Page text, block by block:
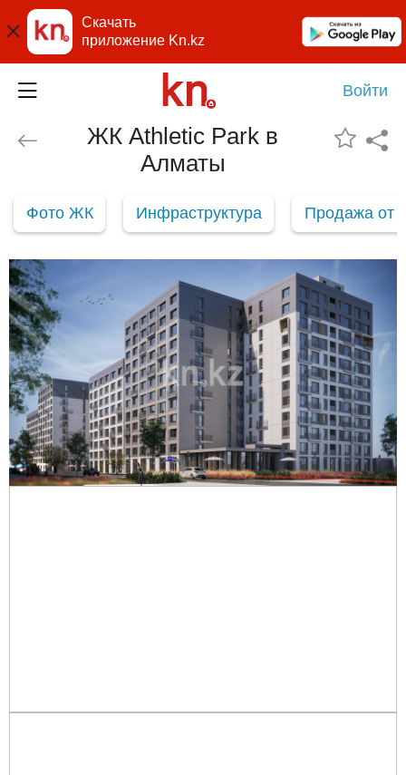
Скачать
приложение Kn.kz
Войти
ЖК Athletic Park в
Алматы
Фото ЖК Инфраструктура Продажа от